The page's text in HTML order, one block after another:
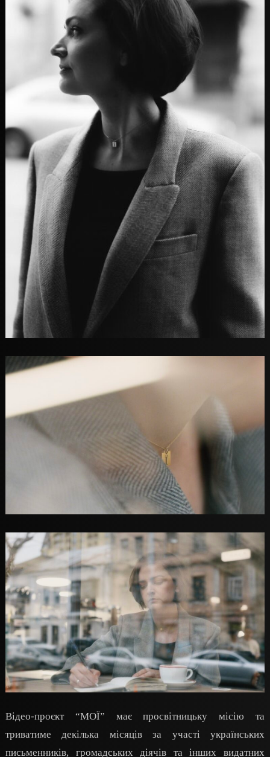
Відео-проєкт “МОЇ” має просвітницьку місію та
триватиме декілька місяців за участі українських
письменників, громадських діячів та інших видатних